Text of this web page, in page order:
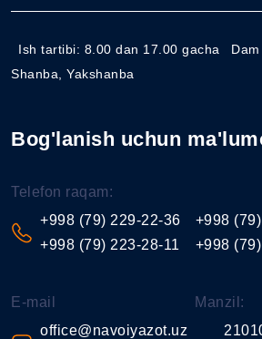
Ish tartibi: 8.00 dan 17.00 gacha
Shanba, Yakshanba
Bog'lanish uchun
Telefon raqam:
+998 (79) 229-22-36
+998 (79) 223-28-11
+998
+998
E-mail
office@navoiyazot.uz
Manzil: